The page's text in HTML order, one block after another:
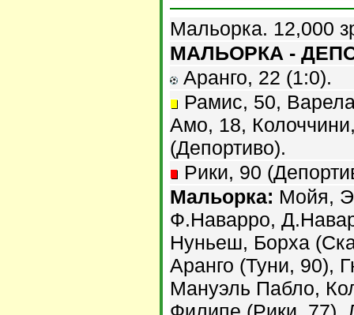
Мальорка. 12,000
МАЛЬОРКА -
Аранго, 22 (1:0).
Рамис, 50,
Амо, 18,
(Депортиво).
Рики, 90
Мальорка: Мойя,
Ф.Наварро,
Нуньеш, Борха
Аранго (Туни, 90),
Мануэль Пабло,